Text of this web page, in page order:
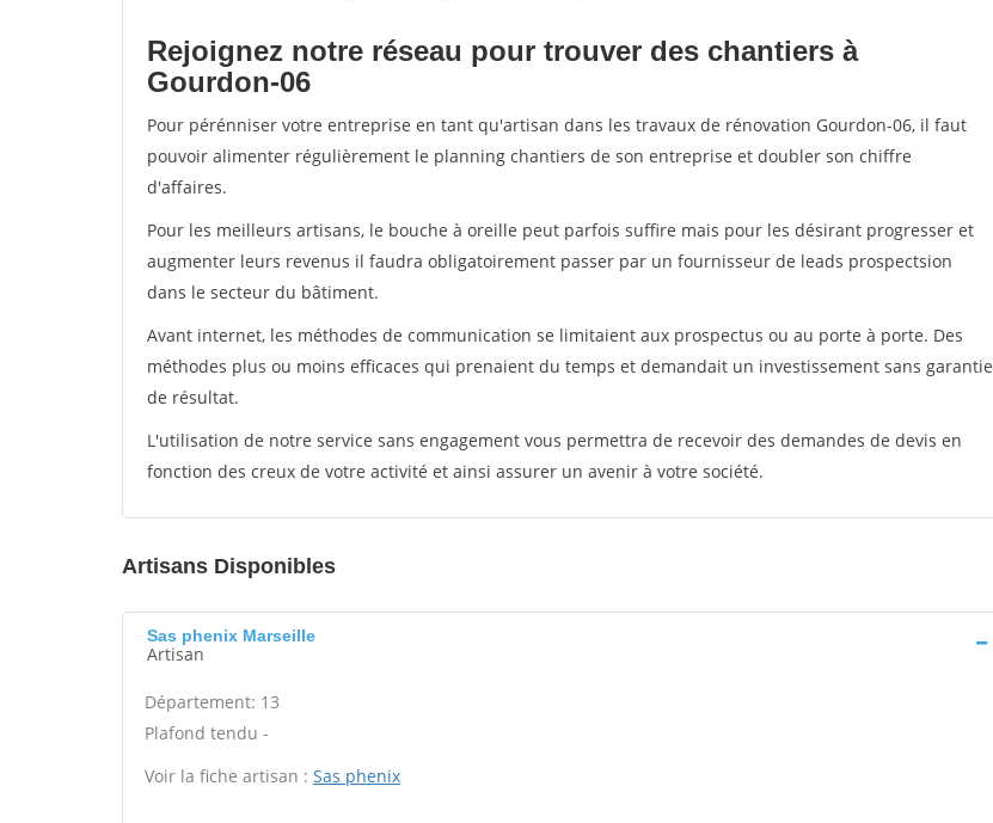
Rejoignez notre réseau pour trouver des chantiers à
Gourdon-06
Pour pérénniser votre entreprise en tant qu'artisan dans les travaux de rénovation Gourdon-06, il faut
pouvoir alimenter régulièrement le planning chantiers de son entreprise et doubler son chiffre
d'affaires.
Pour les meilleurs artisans, le bouche à oreille peut parfois suffire mais pour les désirant progresser et
augmenter leurs revenus il faudra obligatoirement passer par un fournisseur de leads prospectsion
dans le secteur du bâtiment.
Avant internet, les méthodes de communication se limitaient aux prospectus ou au porte à porte. Des
méthodes plus ou moins efficaces qui prenaient du temps et demandait un investissement sans garantie
de résultat.
L'utilisation de notre service sans engagement vous permettra de recevoir des demandes de devis en
fonction des creux de votre activité et ainsi assurer un avenir à votre société.
Artisans Disponibles
Sas phenix Marseille
Artisan
Département: 13
Plafond tendu -
Voir la fiche artisan : Sas phenix